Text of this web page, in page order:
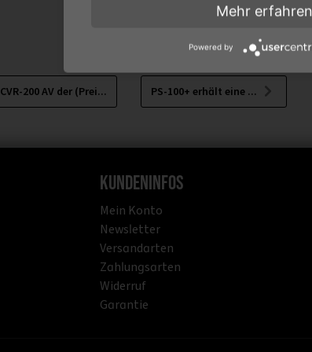
CVR-200 AV der (Prei... PS-100+ erhält eine ...
Kundeninfos
Mein Konto
Newsletter
Versandarten
Zahlungsarten
Widerruf
Garantie
Mehr erfahren
Powered by